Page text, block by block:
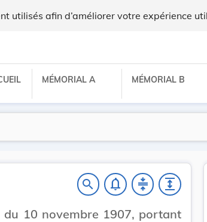
utilisés afin d’améliorer votre expérience
MÉMORIAL A MÉMORIAL B
search notifications_none compress expand
10 novembre 1907, portant